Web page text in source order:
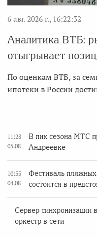
6 авг. 2026 г., 16:22:32
Аналитика ВТБ:
отыгрывает
По оценкам ВТБ, за
ипотеки в России
11:28
05.08
В пик сезона МТС
Андреевке
10:55
04.08
Фестиваль
состоится в
Сервер синхронизации
оркестр в сети